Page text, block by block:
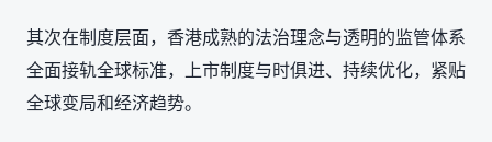
其次在制度层面，香港成熟的法治理念与透明的监管体系
全面接轨全球标准，上市制度与时俱进、持续优化，紧贴
全球变局和经济趋势。